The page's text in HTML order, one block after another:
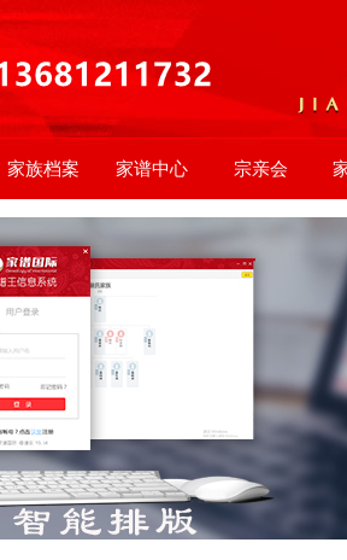
家族档案 家谱中心 宗亲会